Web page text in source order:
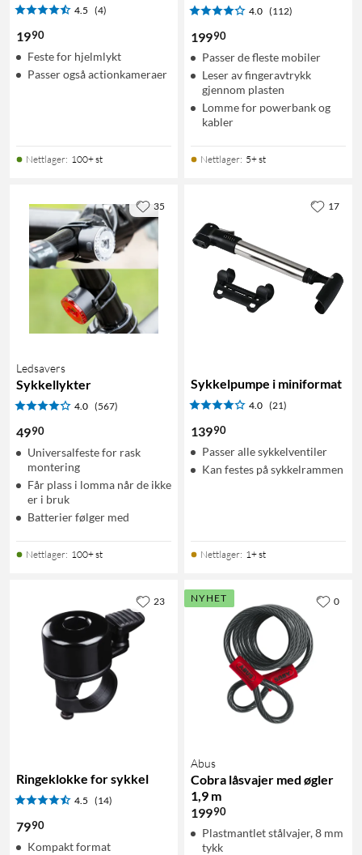
4.5 (4)
1990
Feste for hjelmlykt
Passer også actionkameraer
Nettlager: 100+ st
4.0 (112)
19990
Passer de fleste mobiler
Leser av fingeravtrykk
gjennom plasten
Lomme for powerbank og
kabler
Nettlager: 5+ st
Ledsavers
Sykkellykter
4.0 (567)
4990
Universalfeste for rask
montering
Får plass i lomma når de ikke
er i bruk
Batterier følger med
Nettlager: 100+ st
35
Sykkelpumpe i miniformat
4.0 (21)
13990
Passer alle sykkelventiler
Kan festes på sykkelrammen
Nettlager: 1+ st
17
Ringeklokke for sykkel
4.5 (14)
7990
Kompakt format
23 NYHET
Abus
Cobra låsvajer med øgler
1,9 m
19990
Plastmantlet stålvajer, 8 mm
tykk
0